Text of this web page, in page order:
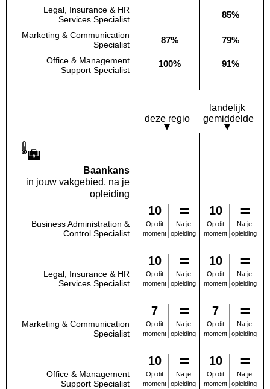
Legal, Insurance & HR
Services Specialist
Deze opleiding:
Geen waarde bekendLandelijk
85%
Marketing & Communication
Specialist
Deze opleiding:
87% Landelijk
79%
Office & Management
Support Specialist
Deze opleiding:
100% Landelijk
91%
deze regio
landelijk
gemiddelde
Baankans
in jouw vakgebied, na je
opleiding
Business Administration &
Control Specialist
10
Op dit
moment
Na je
opleiding
10
Op dit
moment
Na je
opleiding
Legal, Insurance & HR
Services Specialist
10
Op dit
moment
Na je
opleiding
10
Op dit
moment
Na je
opleiding
Marketing & Communication
Specialist
7
Op dit
moment
Na je
opleiding
7
Op dit
moment
Na je
opleiding
Office & Management
Support Specialist
10
Op dit
moment
Na je
opleiding
10
Op dit
moment
Na je
opleiding